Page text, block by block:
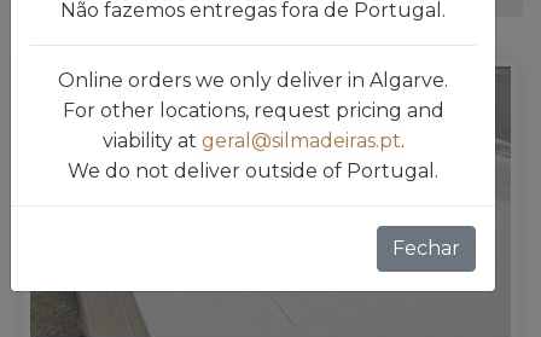
Não fazemos entregas fora de Portugal.
Online orders we only deliver in Algarve.
For other locations, request pricing and
viability at geral@silmadeiras.pt.
We do not deliver outside of Portugal.
Fechar